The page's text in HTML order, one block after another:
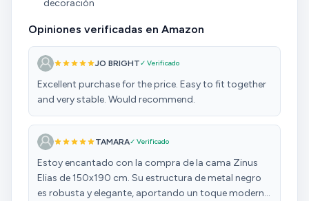
✳️ Espero que mi comentario ✍️ te haya sido de
ayuda 😃
decoración
Opiniones verificadas en Amazon
JO BRIGHT✓ Verificado
Excellent purchase for the price. Easy to fit together
and very stable. Would recommend.
TAMARA✓ Verificado
Estoy encantado con la compra de la cama Zinus
Elias de 150x190 cm. Su estructura de metal negro
es robusta y elegante, aportando un toque moderno